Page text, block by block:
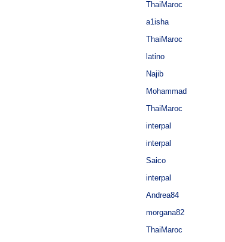
ThaiMaroc
a1isha
ThaiMaroc
latino
Najib
Mohammad
ThaiMaroc
interpal
interpal
Saico
interpal
Andrea84
morgana82
ThaiMaroc